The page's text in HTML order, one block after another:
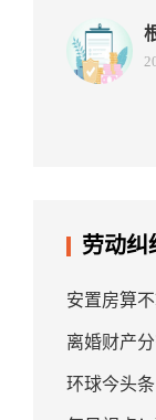
劳动纠
安置房算
于婚前财
离婚财产
么？_今日
环球今头